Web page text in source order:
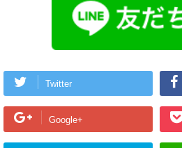
Twitter
Google+